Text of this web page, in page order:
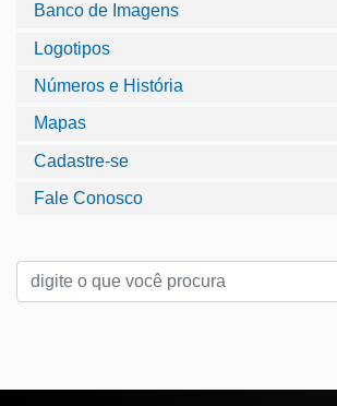
Banco de Imagens
Logotipos
Números e História
Mapas
Cadastre-se
Fale Conosco